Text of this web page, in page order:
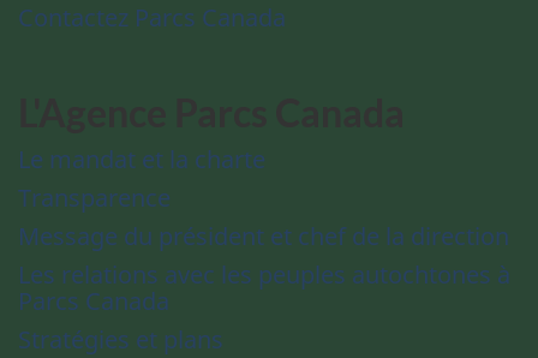
Contactez Parcs Canada
Le mandat et la charte
Transparence
Message du président et chef de la direction
Les relations avec les peuples autochtones à
Parcs Canada
Stratégies et plans